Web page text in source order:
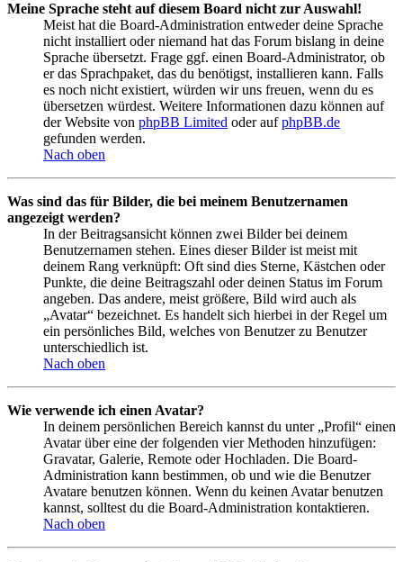
Meine Sprache steht auf diesem Board nicht zur Auswahl!
Meist hat die Board-Administration entweder deine Sprache
nicht installiert oder niemand hat das Forum bislang in deine
Sprache übersetzt. Frage ggf. einen Board-Administrator, ob
er das Sprachpaket, das du benötigst, installieren kann. Falls
es noch nicht existiert, würden wir uns freuen, wenn du es
übersetzen würdest. Weitere Informationen dazu können auf
der Website von phpBB Limited oder aufphpBB.de
gefunden werden.
Nach oben
Was sind das für Bilder, die bei meinem Benutzernamen
angezeigt werden?
In der Beitragsansicht können zwei Bilder bei deinem
Benutzernamen stehen. Eines dieser Bilder ist meist mit
deinem Rang verknüpft: Oft sind dies Sterne, Kästchen oder
Punkte, die deine Beitragszahl oder deinen Status im Forum
angeben. Das andere, meist größere, Bild wird auch als
„Avatar“ bezeichnet. Es handelt sich hierbei in der Regel um
ein persönliches Bild, welches von Benutzer zu Benutzer
unterschiedlich ist.
Nach oben
Wie verwende ich einen Avatar?
In deinem persönlichen Bereich kannst du unter „Profil“ einen
Avatar über eine der folgenden vier Methoden hinzufügen:
Gravatar, Galerie, Remote oder Hochladen. Die Board-
Administration kann bestimmen, ob und wie die Benutzer
Avatare benutzen können. Wenn du keinen Avatar benutzen
kannst, solltest du die Board-Administration kontaktieren.
Nach oben